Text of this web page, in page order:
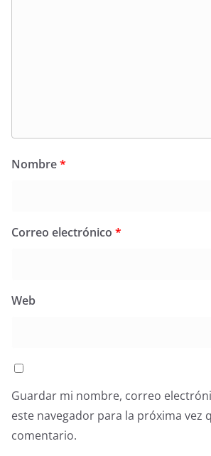
Nombre*
Correo electrónico *
Web
Guardar mi nombre, correo
este navegador para la próxima vez
comentario.